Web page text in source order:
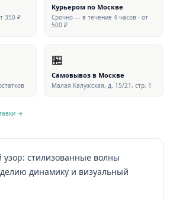
350 ₽
Курьером по Москве
Срочно — в течение 4 часов · от
500 ₽
🏪
Самовывоз в Москве
Малая Калужская, д. 15/21, стр. 1
→
стилизованные волны
динамику и визуальный